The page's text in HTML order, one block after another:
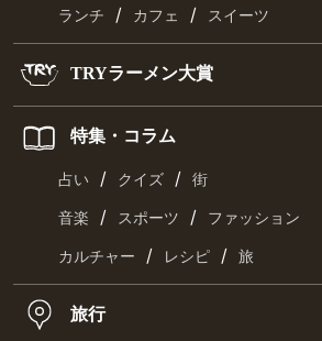
ランチ / カフェ / スイーツ
TRYラーメン大賞
特集・コラム
占い / クイズ / 街
音楽 / スポーツ / ファッション
カルチャー / レシピ / 旅
旅行